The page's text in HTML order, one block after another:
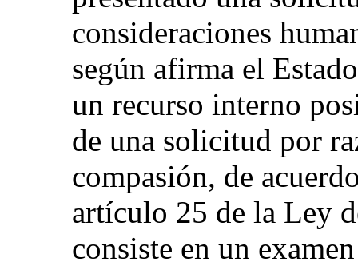
consideraciones
según afirma el
un recurso interno
de una solicitud por
compasión, de
artículo 25 de la Ley
consiste en un